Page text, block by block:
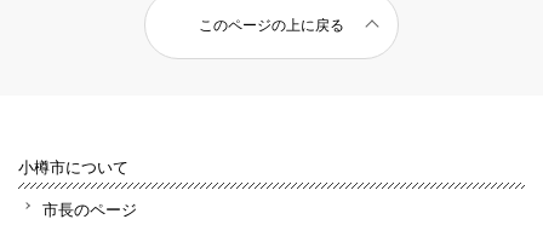
このページの上に戻る
小樽市について
市長のページ